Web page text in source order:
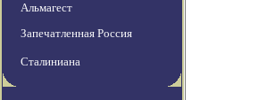
Альмагест
Запечатленная Россия
Сталиниана